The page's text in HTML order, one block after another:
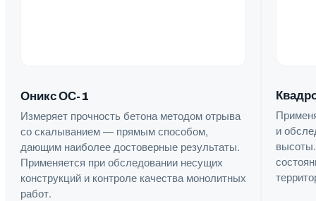
Оникс ОС-1
Измеряет прочность бетона методом отрыва
со скалыванием — прямым способом,
дающим наиболее достоверные результаты.
Применяется при обследовании несущих
конструкций и контроле качества монолитных
работ.
и